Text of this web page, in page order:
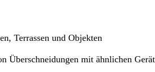
Terrassen und Objekten
Überschneidungen mit ähnlichen